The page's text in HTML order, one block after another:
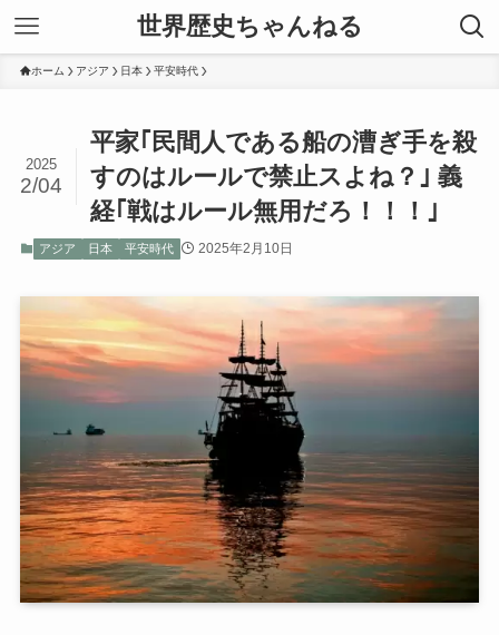
世界歴史ちゃんねる
ホーム アジア 日本 平安時代
平家｢民間人である船の漕ぎ手を殺
すのはルールで禁止スよね？｣ 義
経｢戦はルール無用だろ！！！｣
2025
2/04
アジア 日本 平安時代 2025年2月10日